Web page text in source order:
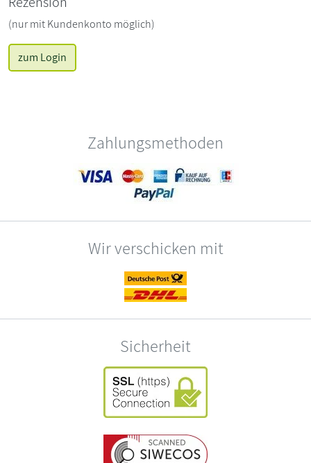
(nur mit Kundenkonto möglich)
zum Login
Zahlungsmethoden
Wir verschicken mit
Sicherheit